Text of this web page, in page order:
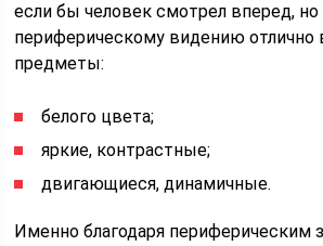
если бы человек смотрел вперед, но
периферическому видению отлично
предметы:
белого цвета;
яркие, контрастные;
двигающиеся, динамичные.
Именно благодаря периферическим